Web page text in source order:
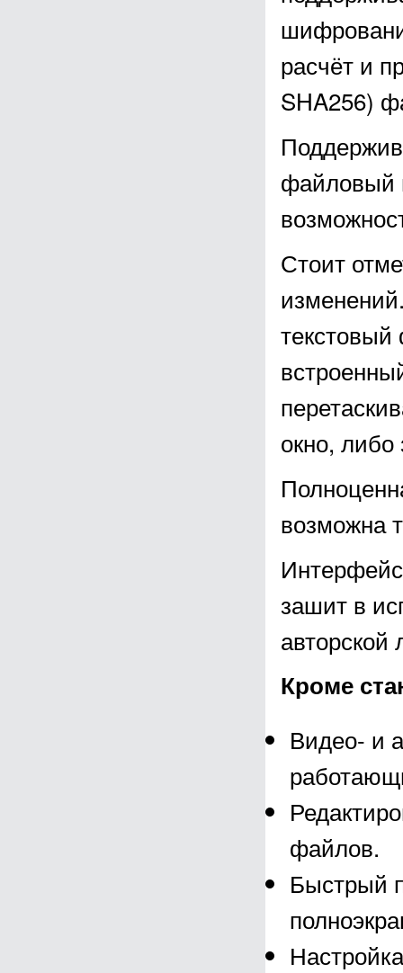
расчёт и
SHA256)
файловый
Стоит
окно, либо
возможна
зашит в
авторской
Кроме
Видео- и
файлов.
Быстрый